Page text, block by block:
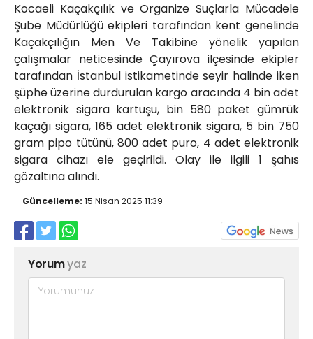
Kocaeli Kaçakçılık ve Organize Suçlarla Mücadele
Şube Müdürlüğü ekipleri tarafından kent genelinde
Kaçakçılığın Men Ve Takibine yönelik yapılan
çalışmalar neticesinde Çayırova ilçesinde ekipler
tarafından İstanbul istikametinde seyir halinde iken
şüphe üzerine durdurulan kargo aracında 4 bin adet
elektronik sigara kartuşu, bin 580 paket gümrük
kaçağı sigara, 165 adet elektronik sigara, 5 bin 750
gram pipo tütünü, 800 adet puro, 4 adet elektronik
sigara cihazı ele geçirildi. Olay ile ilgili 1 şahıs
gözaltına alındı.
Güncelleme: 15 Nisan 2025 11:39
Yorumyaz
Akkavaklar Caddesi No:17/4 İzmit-
KOCAELİ
kocaelisokak@gmail.com